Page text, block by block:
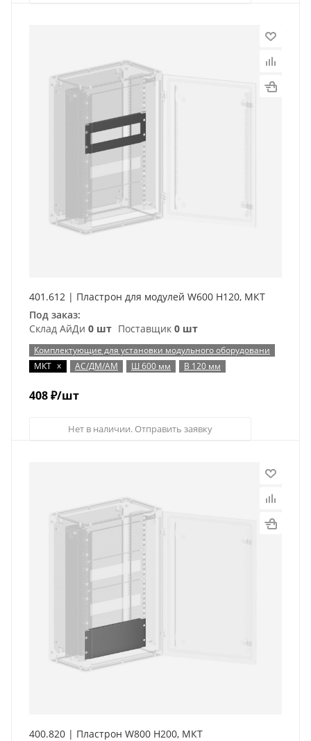
401.612 | Пластрон для модулей W600 H120, МКТ
Под заказ:
Склад АйДи 0 шт Поставщик 0 шт
Комплектующие для установки модульного оборудовани
МКТ x АС/ДМ/АМ Ш 600 мм В 120 мм
408₽/шт
Нет в наличии. Отправить заявку
400.820 | Пластрон W800 H200, МКТ